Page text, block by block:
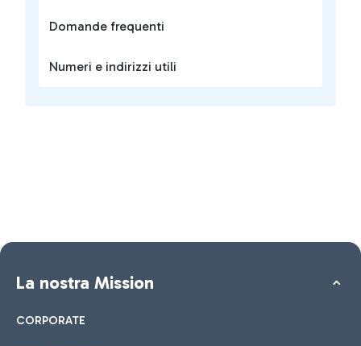
Domande frequenti
Numeri e indirizzi utili
La nostra Mission
CORPORATE